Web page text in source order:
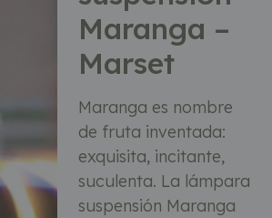
Maranga –
Marset
Maranga es nombre
de fruta inventada:
exquisita, incitante,
suculenta. La lámpara
suspensión Maranga